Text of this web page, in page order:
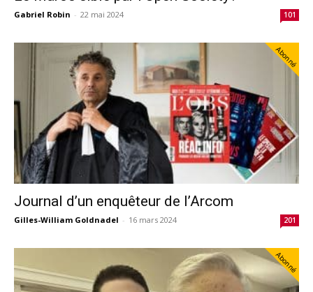
Gabriel Robin - 22 mai 2024 101
Abonné
Journal d’un enquêteur de l’Arcom
Gilles-William Goldnadel - 16 mars 2024 201
Abonné